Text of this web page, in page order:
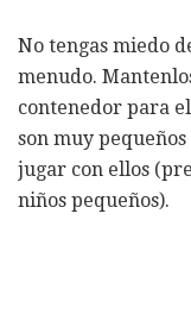
No tengas miedo
menudo.
contenedor para
son muy
jugar con ellos
niños pequeños).